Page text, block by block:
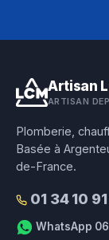
Artisan
ARTISAN
Plomberie,
Basée à
de-France.
01 34 10
WhatsApp 06